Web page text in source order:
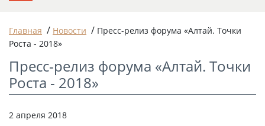
НОВОСТИ
СТАТЬИ
КАЛЬКУЛЯТОР
Главная / Новости / Пресс-релиз форума «Алтай. Точки
Роста - 2018»
Пресс-релиз форума «Алтай. Точки
Роста - 2018»
2 апреля 2018